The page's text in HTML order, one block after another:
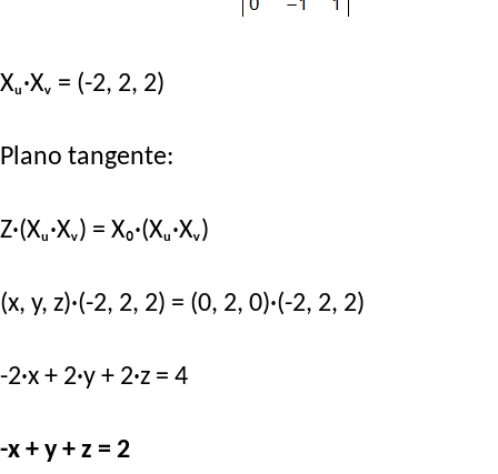
Xᵤ·Xᵥ = (-2, 2, 2)
Plano tangente:
Z·(Xᵤ·Xᵥ) = X₀·(Xᵤ·Xᵥ)
(x, y, z)·(-2, 2, 2) = (0, 2, 0)·(-2, 2, 2)
-2·x + 2·y + 2·z = 4
-x + y + z = 2